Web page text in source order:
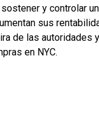
y controlar
sus
de las autoridades
en NYC.